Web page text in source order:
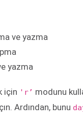
ve yazma
yazma
için 'r’ modunu
Ardından, bunu